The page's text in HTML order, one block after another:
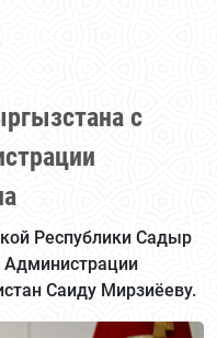
с
Республики Садыр
Администрации
Саиду Мирзиёеву.